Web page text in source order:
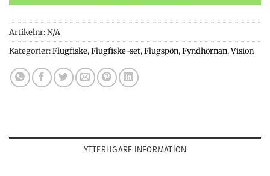
Artikelnr:N/A
Kategorier:Flugfiske,Flugfiske-set,Flugspön,Fyndhörnan,Vision
YTTERLIGARE INFORMATION